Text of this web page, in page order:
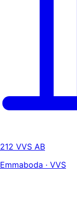
212 VVS AB
Emmaboda · VVS